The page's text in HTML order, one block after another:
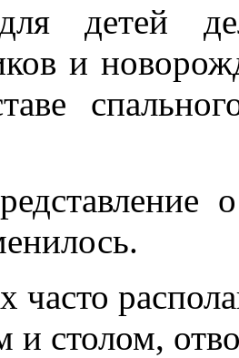
детей
и
часто
и столом,